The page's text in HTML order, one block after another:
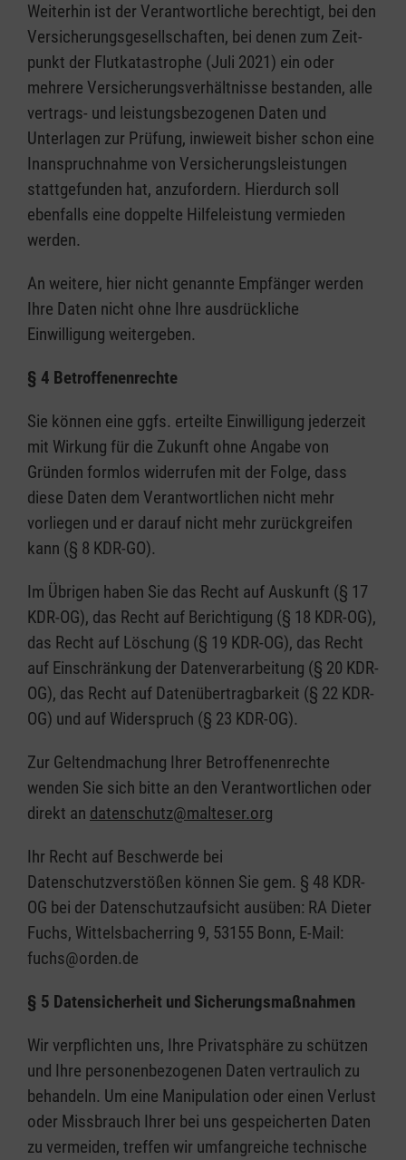
Weiterhin ist der Verantwortliche berechtigt, bei den
Versicherungsgesellschaften, bei denen zum Zeit-
punkt der Flutkatastrophe (Juli 2021) ein oder
mehrere Versicherungsverhältnisse bestanden, alle
vertrags- und leistungsbezogenen Daten und
Unterlagen zur Prüfung, inwieweit bisher schon eine
Inanspruchnahme von Versicherungsleistungen
stattgefunden hat, anzufordern. Hierdurch soll
ebenfalls eine doppelte Hilfeleistung vermieden
werden.
An weitere, hier nicht genannte Empfänger werden
Ihre Daten nicht ohne Ihre ausdrückliche
Einwilligung weitergeben.
§ 4 Betroffenenrechte
Sie können eine ggfs. erteilte Einwilligung jederzeit
mit Wirkung für die Zukunft ohne Angabe von
Gründen formlos widerrufen mit der Folge, dass
diese Daten dem Verantwortlichen nicht mehr
vorliegen und er darauf nicht mehr zurückgreifen
kann (§ 8 KDR-GO).
Im Übrigen haben Sie das Recht auf Auskunft (§ 17
KDR-OG), das Recht auf Berichtigung (§ 18 KDR-OG),
das Recht auf Löschung (§ 19 KDR-OG), das Recht
auf Einschränkung der Datenverarbeitung (§ 20 KDR-
OG), das Recht auf Datenübertragbarkeit (§ 22 KDR-
OG) und auf Widerspruch (§ 23 KDR-OG).
Zur Geltendmachung Ihrer Betroffenenrechte
wenden Sie sich bitte an den Verantwortlichen oder
direkt an datenschutz@malteser.org
Ihr Recht auf Beschwerde bei
Datenschutzverstößen können Sie gem. § 48 KDR-
OG bei der Datenschutzaufsicht ausüben: RA Dieter
Fuchs, Wittelsbacherring 9, 53155 Bonn, E-Mail:
fuchs@orden.de
§ 5 Datensicherheit und Sicherungsmaßnahmen
Wir verpflichten uns, Ihre Privatsphäre zu schützen
und Ihre personenbezogenen Daten vertraulich zu
behandeln. Um eine Manipulation oder einen Verlust
oder Missbrauch Ihrer bei uns gespeicherten Daten
zu vermeiden, treffen wir umfangreiche technische